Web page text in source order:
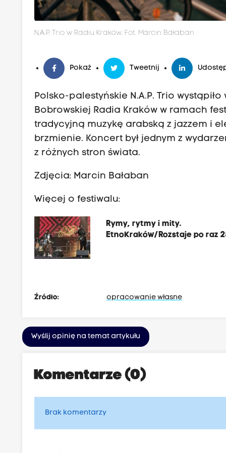
N.A.P. Trio w Radiu Kraków. Fot. Marcin Bałaban
Pokaż Tweetnij
Polsko-palestyńskie N.A.P. Trio
Bobrowskiej Radia Kraków w ramach
tradycyjną muzykę arabską z jazzem i
brzmienie. Koncert był jednym z
z różnych stron świata.
Zdjęcia: Marcin Bałaban
Więcej o festiwalu:
Rymy, rytmy i mity.
EtnoKraków/Rozstaje po raz
Źródło: opracowanie własne
Wyślij opinię na temat artykułu
Komentarze (0)
Brak komentarzy